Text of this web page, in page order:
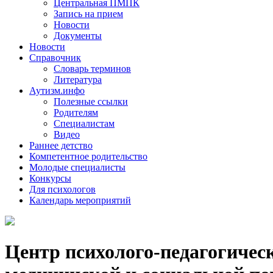
Центральная ПМПК
Запись на прием
Новости
Документы
Новости
Справочник
Словарь терминов
Литература
Аутизм.инфо
Полезные ссылки
Родителям
Специалистам
Видео
Раннее детство
Компетентное родительство
Молодые специалисты
Конкурсы
Для психологов
Календарь мероприятий
Центр психолого-